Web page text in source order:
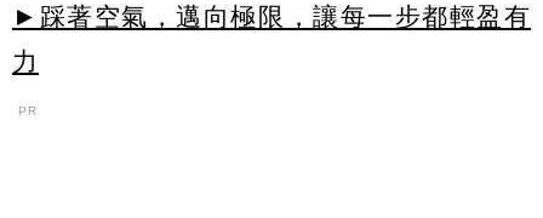
►踩著空氣，邁向極限，讓每一步都輕盈有
力
PR